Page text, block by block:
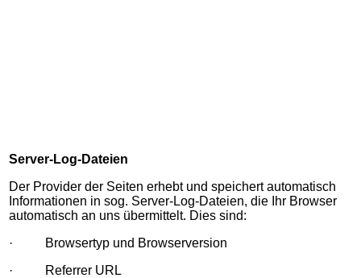
Server-Log-Dateien
Der Provider der Seiten erhebt und speichert automatisch
Informationen in sog. Server-Log-Dateien, die Ihr Browser
automatisch an uns übermittelt. Dies sind:
· Browsertyp und Browserversion
· Referrer URL